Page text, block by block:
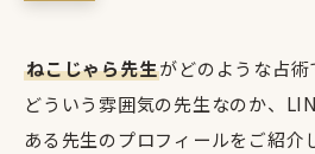
ねこじゃら先生がどのような占術
どういう雰囲気の先生なのか、
ある先生のプロフィールをご紹介